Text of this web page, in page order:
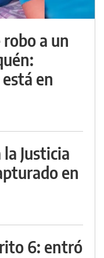
a un
en
Justicia
en
6: entró